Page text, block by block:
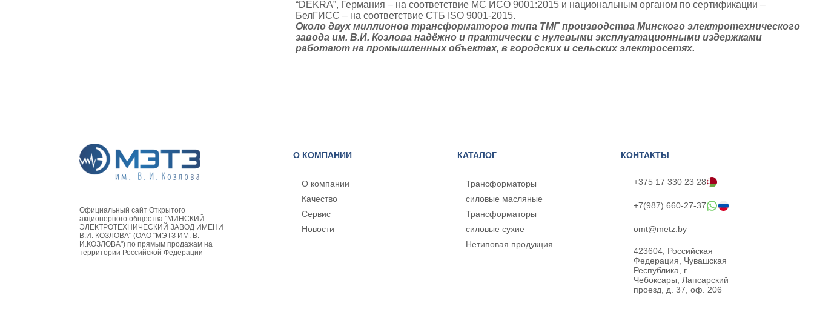
“DEKRA”, Германия – на соответствие МС ИСО 9001:2015 и национальным органом по сертификации –
БелГИСС – на соответствие СТБ ISO 9001-2015.
Около двух миллионов трансформаторов типа ТМГ производства Минского электротехнического
завода им. В.И. Козлова надёжно и практически с нулевыми эксплуатационными издержками
работают на промышленных объектах, в городских и сельских электросетях.
Официальный сайт Открытого
акционерного общества "МИНСКИЙ
ЭЛЕКТРОТЕХНИЧЕСКИЙ ЗАВОД ИМЕНИ
В.И. КОЗЛОВА" (ОАО "МЭТЗ ИМ. В.
И.КОЗЛОВА") по прямым продажам на
территории Российской Федерации
О КОМПАНИИ
О компании
Качество
Сервис
Новости
КАТАЛОГ
Трансформаторы
силовые масляные
Трансформаторы
силовые сухие
Нетиповая продукция
КОНТАКТЫ
+375 17 330 23 28
+7(987) 660-27-37
omt@metz.by
423604, Российская
Федерация, Чувашская
Республика, г.
Чебоксары, Лапсарский
проезд, д. 37, оф. 206